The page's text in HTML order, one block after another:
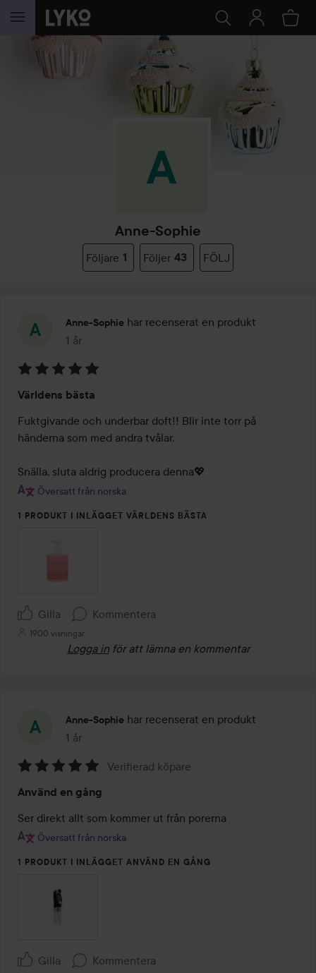
HOPPA TILL INNEHÅLLET
Anne-Sophie
Följare 1 Följer 43 FÖLJ
Anne-Sophie har recenserat en produkt
1 år
Inlägget skapades 1 år
5
av
5
Världens bästa
Fuktgivande och underbar doft!! Blir inte torr på
händerna som med andra tvålar.
Snälla, sluta aldrig producera denna💖
Översatt från norska
1 PRODUKT I INLÄGGET VÄRLDENS BÄSTA
Gilla Kommentera
1900 visningar
Logga in för att lämna en kommentar
Anne-Sophie har recenserat en produkt
1 år
Inlägget skapades 1 år
5
av
5
Verifierad köpare
Använd en gång
Ser direkt allt som kommer ut från porerna
Översatt från norska
1 PRODUKT I INLÄGGET ANVÄND EN GÅNG
Gilla Kommentera